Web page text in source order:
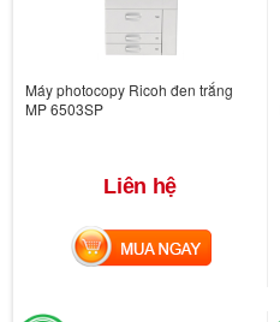
Máy photocopy Ricoh đen trắng
MP 6503SP
Liên hệ
MUA NGAY